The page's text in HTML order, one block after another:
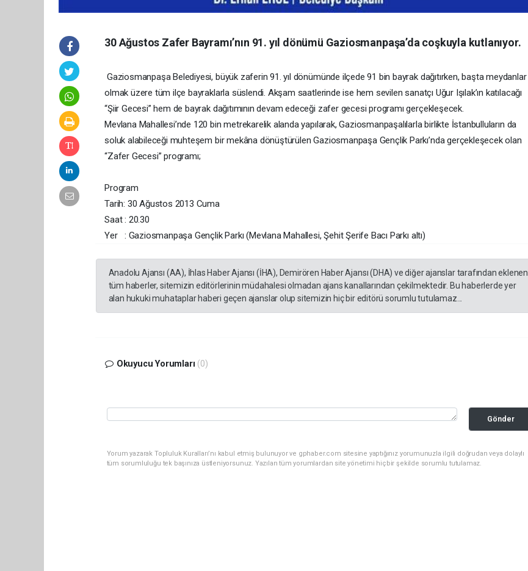
30 Ağustos Zafer Bayramı’nın 91. yıl dönümü Gaziosmanpaşa’da coşkuyla kutlanıyor.
Gaziosmanpaşa Belediyesi, büyük zaferin 91. yıl dönümünde ilçede 91 bin bayrak dağıtırken, başta meydanlar
olmak üzere tüm ilçe bayraklarla süslendi. Akşam saatlerinde ise hem sevilen sanatçı Uğur Işılak’ın katılacağı
“Şiir Gecesi” hem de bayrak dağıtımının devam edeceği zafer gecesi programı gerçekleşecek.
Mevlana Mahallesi’nde 120 bin metrekarelik alanda yapılarak, Gaziosmanpaşalılarla birlikte İstanbulluların da
soluk alabileceği muhteşem bir mekâna dönüştürülen Gaziosmanpaşa Gençlik Parkı’nda gerçekleşecek olan
“Zafer Gecesi” programı;
Program
Tarih: 30 Ağustos 2013 Cuma
Saat : 20.30
Yer : Gaziosmanpaşa Gençlik Parkı (Mevlana Mahallesi, Şehit Şerife Bacı Parkı altı)
Anadolu Ajansı (AA), İhlas Haber Ajansı (İHA), Demirören Haber Ajansı (DHA) ve diğer ajanslar tarafından eklenen
tüm haberler, sitemizin editörlerinin müdahalesi olmadan ajans kanallarından çekilmektedir. Bu haberlerde yer
alan hukuki muhataplar haberi geçen ajanslar olup sitemizin hiç bir editörü sorumlu tutulamaz...
Okuyucu Yorumları (0)
Gönder
Yorum yazarak Topluluk Kuralları’nı kabul etmiş bulunuyor ve gphaber.com sitesine yaptığınız yorumunuzla ilgili doğrudan veya dolaylı
tüm sorumluluğu tek başınıza üstleniyorsunuz. Yazılan tüm yorumlardan site yönetimi hiçbir şekilde sorumlu tutulamaz.